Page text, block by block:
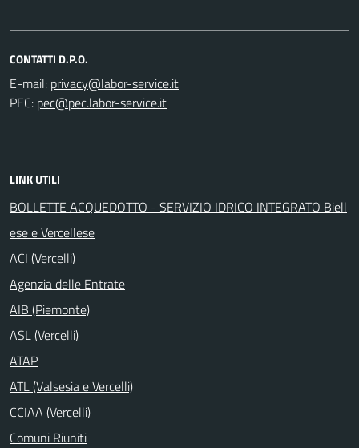
CONTATTI D.P.O.
E-mail:
PEC:
LINK UTILI
BOLLETTE ACQUEDOTTO - SERVIZIO IDRICO INTEGRATO Biell
ese e Vercellese
ACI (Vercelli)
Agenzia delle Entrate
AIB (Piemonte)
ASL (Vercelli)
ATAP
ATL (Valsesia e Vercelli)
CCIAA (Vercelli)
Comuni Riuniti